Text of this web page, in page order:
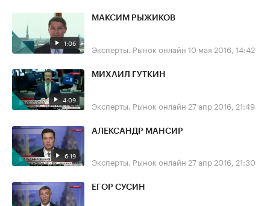
1:06
МАКСИМ РЫЖИКОВ
Эксперты. Рынок онлайн 10 мая 2016, 14:42
4:09
МИХАИЛ ГУТКИН
Эксперты. Рынок онлайн 27 апр 2016, 21:49
6:19
АЛЕКСАНДР МАНСИР
Эксперты. Рынок онлайн 27 апр 2016, 21:30
ЕГОР СУСИН